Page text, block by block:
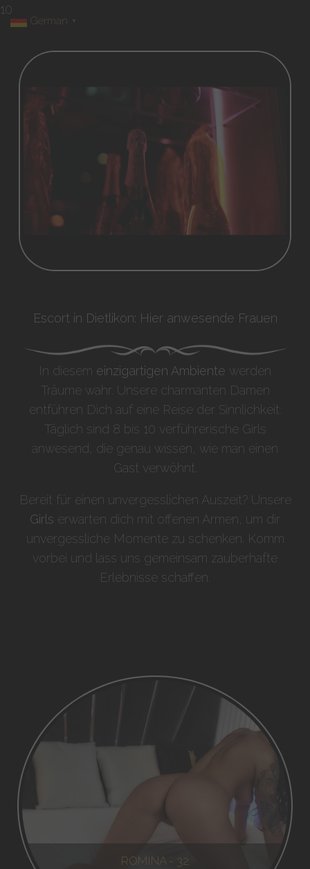
10
Escort in Dietlikon: Hier anwesende Frauen
In diesem einzigartigen Ambiente werden
Träume wahr. Unsere charmanten Damen
entführen Dich auf eine Reise der Sinnlichkeit.
Täglich sind 8 bis 10 verführerische Girls
anwesend, die genau wissen, wie man einen
Gast verwöhnt.
Bereit für einen unvergesslichen Auszeit? Unsere
Girls erwarten dich mit offenen Armen, um dir
unvergessliche Momente zu schenken. Komm
vorbei und lass uns gemeinsam zauberhafte
Erlebnisse schaffen.
ROMINA - 32
German